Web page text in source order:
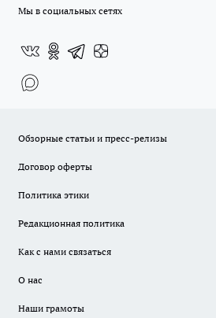
Мы в социальных сетях
Обзорные статьи и пресс-релизы
Договор оферты
Политика этики
Редакционная политика
Как с нами связаться
О нас
Наши грамоты